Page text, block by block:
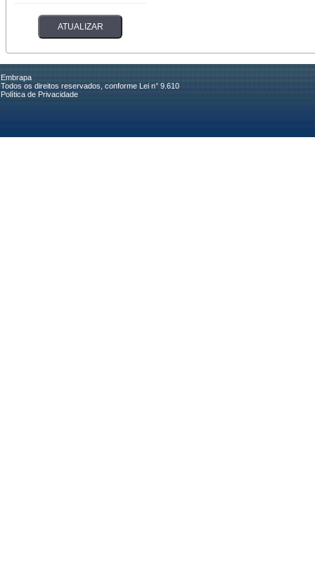
Embrapa
Todos os direitos reservados, conforme Lei n° 9.610
Política de Privacidade